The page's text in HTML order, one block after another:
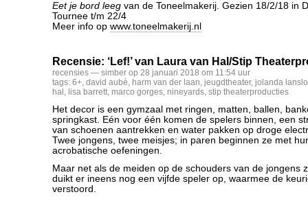
Eet je bord leeg van de Toneelmakerij. Gezien 18/2/18 in
Tournee t/m 22/4
Meer info op www.toneelmakerij.nl
Recensie: ‘Lef!’ van Laura van Hal/Stip
recensies — simber op 28 januari 2018 om 11:54 uur
tags: 6+, david aubé, harm van der laan, jeugdtheater, jolanda
hal , lisa barrett, marco gorges, nineyards, stip theaterproducties
Het decor is een gymzaal met ringen, matten, ballen,
springkast. Eén voor één komen de spelers binnen, een
van schoenen aantrekken en water pakken op droge
Twee jongens, twee meisjes; in paren beginnen ze met
acrobatische oefeningen.
Maar net als de meiden op de schouders van de jongens
duikt er ineens nog een vijfde speler op, waarmee de
verstoord.